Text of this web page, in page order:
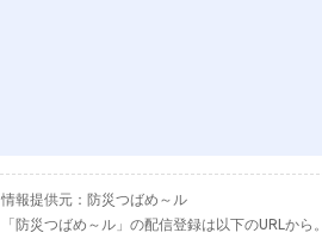
情報提供元：防災つばめ～ル
「防災つばめ～ル」の配信登録は以下のURLから。